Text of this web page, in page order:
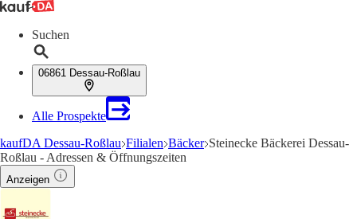
Suchen
06861 Dessau-Roßlau
Alle Prospekte
kaufDA Dessau-Roßlau Filialen Bäcker Steinecke Bäckerei Dessau-
Roßlau - Adressen & Öffnungszeiten
Anzeigen